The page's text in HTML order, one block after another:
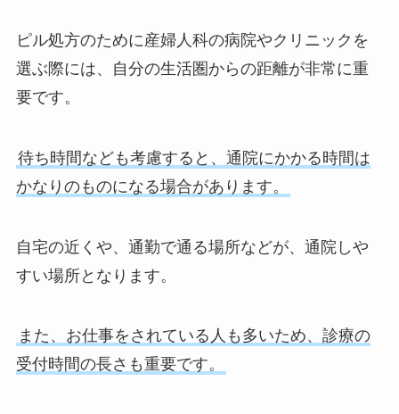
ピル処方のために産婦人科の病院やクリニックを
選ぶ際には、自分の生活圏からの距離が非常に重
要です。
待ち時間なども考慮すると、通院にかかる時間は
かなりのものになる場合があります。
自宅の近くや、通勤で通る場所などが、通院しや
すい場所となります。
また、お仕事をされている人も多いため、診療の
受付時間の長さも重要です。